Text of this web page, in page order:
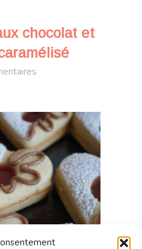
chocolat et
aux
chocolat
et
confiture
de
caramélisé